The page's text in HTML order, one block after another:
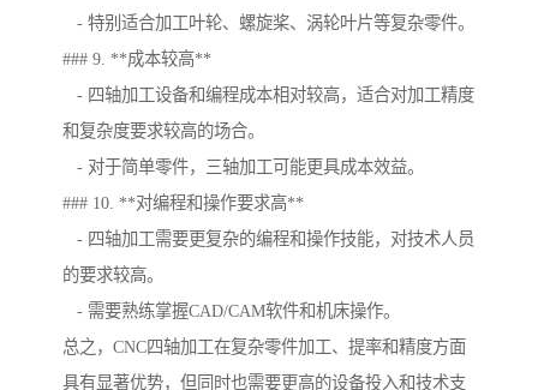
- 特别适合加工叶轮、螺旋桨、涡轮叶片等复杂零件。
### 9. **成本较高**
- 四轴加工设备和编程成本相对较高，适合对加工精度
和复杂度要求较高的场合。
- 对于简单零件，三轴加工可能更具成本效益。
### 10. **对编程和操作要求高**
- 四轴加工需要更复杂的编程和操作技能，对技术人员
的要求较高。
- 需要熟练掌握CAD/CAM软件和机床操作。
总之，CNC四轴加工在复杂零件加工、提率和精度方面
具有显著优势，但同时也需要更高的设备投入和技术支